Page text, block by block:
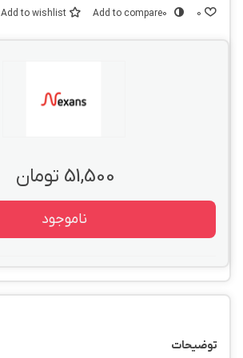
0
Add to compare0
Add to wishlist
51,500 تومان
ناموجود
توضیحات